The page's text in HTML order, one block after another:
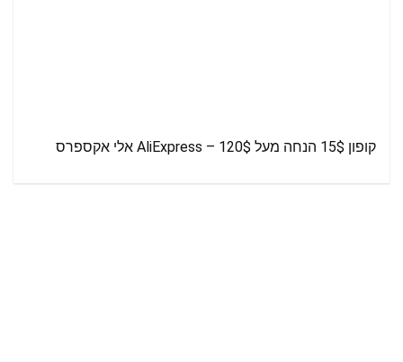
קופון 15$ הנחה מעל 120$ – AliExpress אלי אקספרס